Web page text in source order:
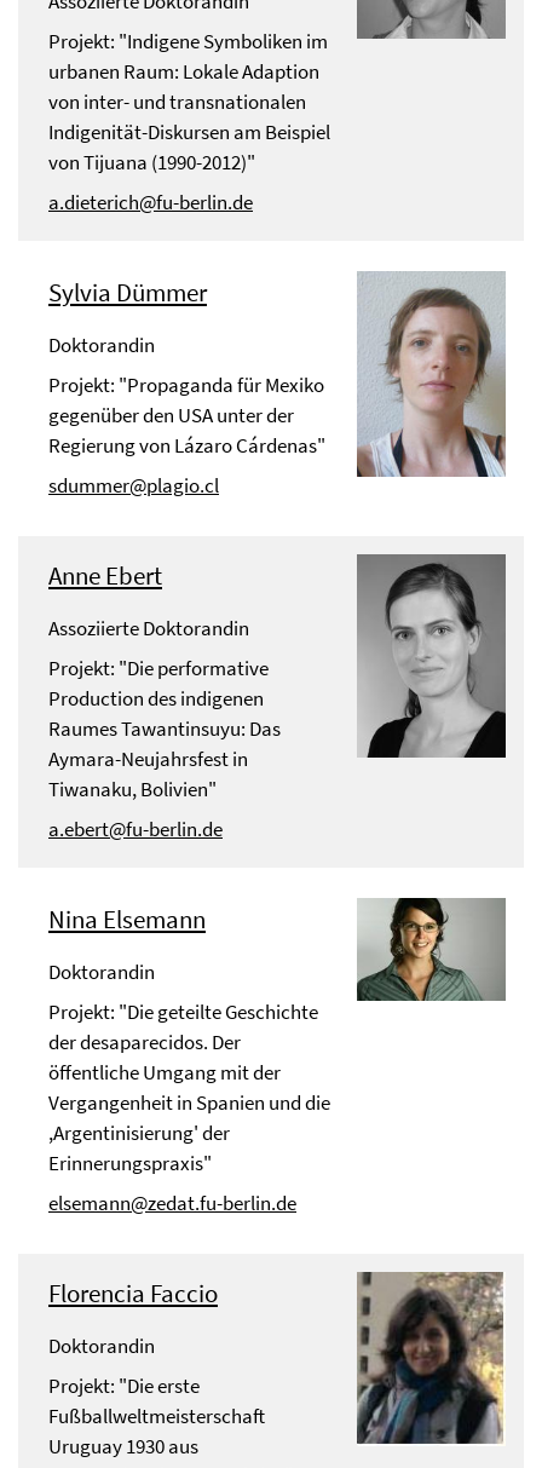
Projekt: "Indigene Symboliken im
urbanen Raum: Lokale Adaption
von inter- und transnationalen
Indigenität-Diskursen am Beispiel
von Tijuana (1990-2012)"
a.dieterich@fu-berlin.de
Sylvia Dümmer
Doktorandin
Projekt: "Propaganda für Mexiko
gegenüber den USA unter der
Regierung von Lázaro Cárdenas"
sdummer@plagio.cl
Anne Ebert
Assoziierte Doktorandin
Projekt: "Die performative
Production des indigenen
Raumes Tawantinsuyu: Das
Aymara-Neujahrsfest in
Tiwanaku, Bolivien"
a.ebert@fu-berlin.de
Nina Elsemann
Doktorandin
Projekt: "Die geteilte Geschichte
der desaparecidos. Der
öffentliche Umgang mit der
Vergangenheit in Spanien und die
,Argentinisierung' der
Erinnerungspraxis"
elsemann@zedat.fu-berlin.de
Florencia Faccio
Doktorandin
Projekt: "Die erste
Fußballweltmeisterschaft
Uruguay 1930 aus